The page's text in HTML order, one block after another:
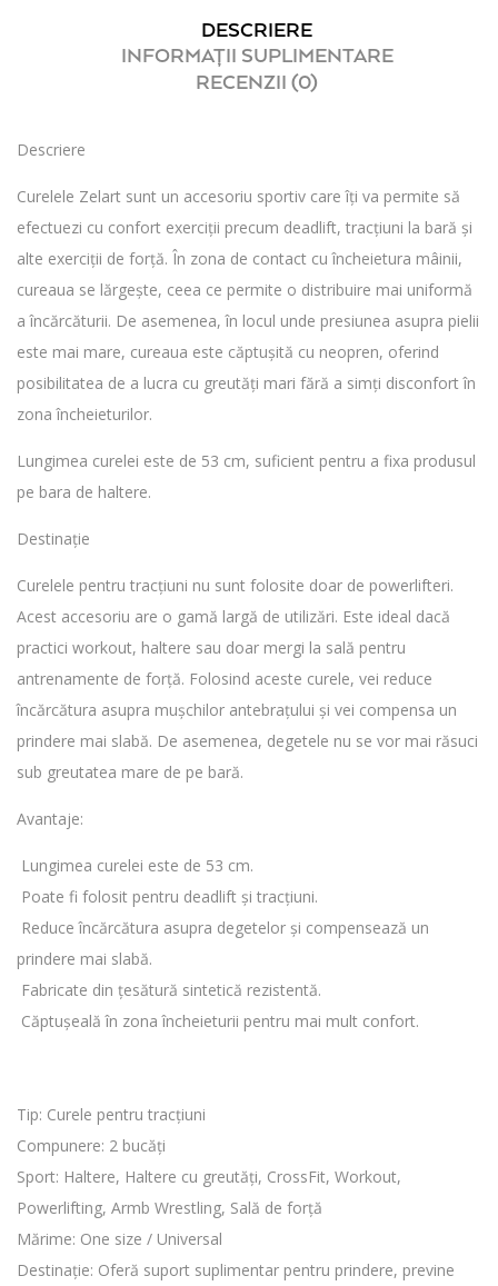
DESCRIERE
INFORMAȚII SUPLIMENTARE
RECENZII (0)
Descriere
Curelele Zelart sunt un accesoriu sportiv care îți va permite să
efectuezi cu confort exerciții precum deadlift, tracțiuni la bară și
alte exerciții de forță. În zona de contact cu încheietura mâinii,
cureaua se lărgește, ceea ce permite o distribuire mai uniformă
a încărcăturii. De asemenea, în locul unde presiunea asupra pielii
este mai mare, cureaua este căptușită cu neopren, oferind
posibilitatea de a lucra cu greutăți mari fără a simți disconfort în
zona încheieturilor.
Lungimea curelei este de 53 cm, suficient pentru a fixa produsul
pe bara de haltere.
Destinație
Curelele pentru tracțiuni nu sunt folosite doar de powerlifteri.
Acest accesoriu are o gamă largă de utilizări. Este ideal dacă
practici workout, haltere sau doar mergi la sală pentru
antrenamente de forță. Folosind aceste curele, vei reduce
încărcătura asupra mușchilor antebrațului și vei compensa un
prindere mai slabă. De asemenea, degetele nu se vor mai răsuci
sub greutatea mare de pe bară.
Avantaje:
Lungimea curelei este de 53 cm.
Poate fi folosit pentru deadlift și tracțiuni.
Reduce încărcătura asupra degetelor și compensează un
prindere mai slabă.
Fabricate din țesătură sintetică rezistentă.
Căptușeală în zona încheieturii pentru mai mult confort.
Tip: Curele pentru tracțiuni
Compunere: 2 bucăți
Sport: Haltere, Haltere cu greutăți, CrossFit, Workout,
Powerlifting, Armb Wrestling, Sală de forță
Mărime: One size / Universal
Destinație: Oferă suport suplimentar pentru prindere, previne